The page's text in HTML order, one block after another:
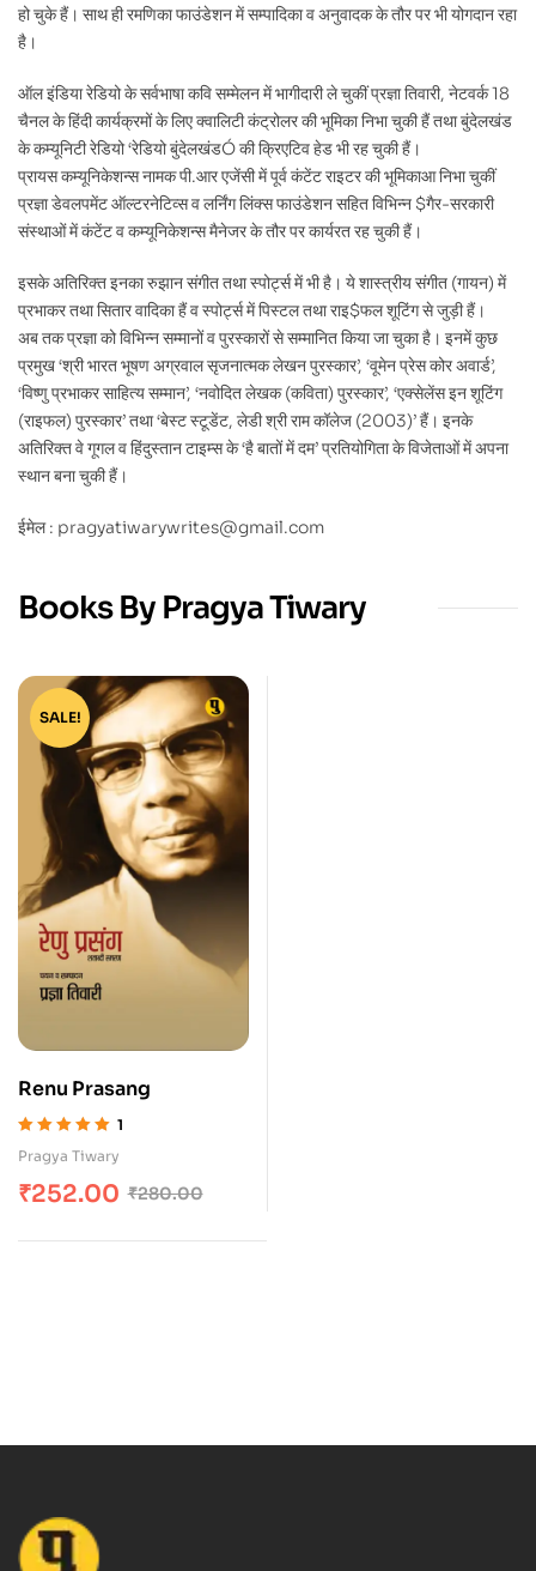
हो चुके हैं। साथ ही रमणिका फाउंडेशन में सम्पादिका व अनुवादक के तौर पर भी योगदान रहा
है।
ऑल इंडिया रेडियो के सर्वभाषा कवि सम्मेलन में भागीदारी ले चुकीं प्रज्ञा तिवारी, नेटवर्क 18
चैनल के हिंदी कार्यक्रमों के लिए क्वालिटी कंट्रोलर की भूमिका निभा चुकी हैं तथा बुंदेलखंड
के कम्यूनिटी रेडियो ‘रेडियो बुंदेलखंडÓ की क्रिएटिव हेड भी रह चुकी हैं।
प्रायस कम्यूनिकेशन्स नामक पी.आर एजेंसी में पूर्व कंटेंट राइटर की भूमिकाआ निभा चुकीं
प्रज्ञा डेवलपमेंट ऑल्टरनेटिव्स व लर्निंग लिंक्स फाउंडेशन सहित विभिन्न $गैर-सरकारी
संस्थाओं में कंटेंट व कम्यूनिकेशन्स मैनेजर के तौर पर कार्यरत रह चुकी हैं।
इसके अतिरिक्त इनका रुझान संगीत तथा स्पोर्ट्स में भी है। ये शास्त्रीय संगीत (गायन) में
प्रभाकर तथा सितार वादिका हैं व स्पोर्ट्स में पिस्टल तथा राइ$फल शूटिंग से जुड़ी हैं।
अब तक प्रज्ञा को विभिन्न सम्मानों व पुरस्कारों से सम्मानित किया जा चुका है। इनमें कुछ
प्रमुख ‘श्री भारत भूषण अग्रवाल सृजनात्मक लेखन पुरस्कार’, ‘वूमेन प्रेस कोर अवार्ड’,
‘विष्णु प्रभाकर साहित्य सम्मान’, ‘नवोदित लेखक (कविता) पुरस्कार’, ‘एक्सेलेंस इन शूटिंग
(राइफल) पुरस्कार’ तथा ‘बेस्ट स्टूडेंट, लेडी श्री राम कॉलेज (2003)’ हैं। इनके
अतिरिक्त वे गूगल व हिंदुस्तान टाइम्स के ‘है बातों में दम’ प्रतियोगिता के विजेताओं में अपना
स्थान बना चुकी हैं।
ईमेल : pragyatiwarywrites@gmail.com
Books By Pragya Tiwary
SALE!
Renu Prasang
1
Pragya Tiwary
₹280.00
₹252.00